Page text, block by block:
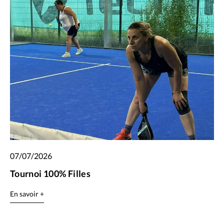
07/07/2026
Tournoi 100% Filles
En savoir +